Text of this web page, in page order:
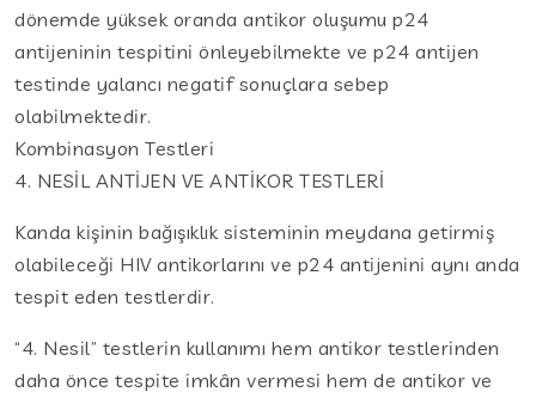
dönemde yüksek oranda antikor oluşumu p24
antijeninin tespitini önleyebilmekte ve p24 antijen
testinde yalancı negatif sonuçlara sebep
olabilmektedir.
Kombinasyon Testleri
4. NESİL ANTİJEN VE ANTİKOR TESTLERİ
Kanda kişinin bağışıklık sisteminin meydana getirmiş
olabileceği HIV antikorlarını ve p24 antijenini aynı anda
tespit eden testlerdir.
“4. Nesil” testlerin kullanımı hem antikor testlerinden
daha önce tespite imkân vermesi hem de antikor ve